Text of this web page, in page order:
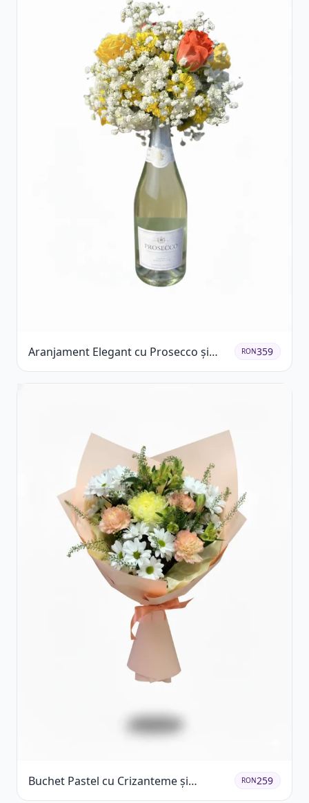
Aranjament Elegant cu Prosecco și
Flori Galbene.
RON359
Buchet Pastel cu Crizanteme și
Garoafe
RON259